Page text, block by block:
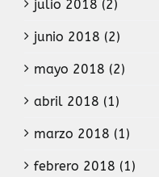
julio 2018 (2)
junio 2018 (2)
mayo 2018 (2)
abril 2018 (1)
marzo 2018 (1)
febrero 2018 (1)